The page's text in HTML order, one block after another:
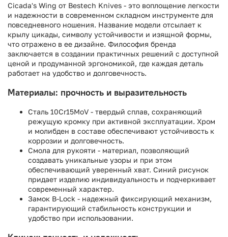
Cicada's Wing от Bestech Knives - это воплощение легкости
и надежности в современном складном инструменте для
повседневного ношения. Название модели отсылает к
крылу цикады, символу устойчивости и изящной формы,
что отражено в ее дизайне. Философия бренда
заключается в создании практичных решений с доступной
ценой и продуманной эргономикой, где каждая деталь
работает на удобство и долговечность.
Материалы: прочность и выразительность
Сталь 10Cr15MoV - твердый сплав, сохраняющий
режущую кромку при активной эксплуатации. Хром
и молибден в составе обеспечивают устойчивость к
коррозии и долговечность.
Смола для рукояти - материал, позволяющий
создавать уникальные узоры и при этом
обеспечивающий уверенный хват. Синий рисунок
придает изделию индивидуальность и подчеркивает
современный характер.
Замок B-Lock - надежный фиксирующий механизм,
гарантирующий стабильность конструкции и
удобство при использовании.